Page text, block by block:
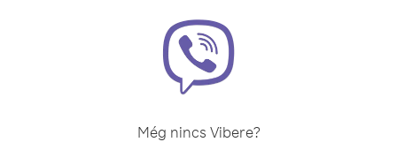
Még nincs Vibere?